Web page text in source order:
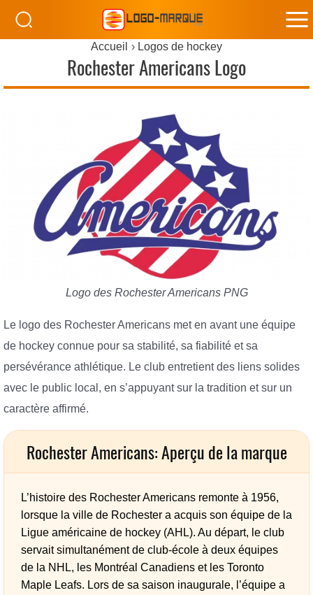
Accueil Logos de hockey
Rochester Americans Logo
Logo des Rochester Americans PNG
Le logo des Rochester Americans met en avant une équipe
de hockey connue pour sa stabilité, sa fiabilité et sa
persévérance athlétique. Le club entretient des liens solides
avec le public local, en s’appuyant sur la tradition et sur un
caractère affirmé.
Rochester Americans: Aperçu de la marque
L’histoire des Rochester Americans remonte à 1956,
lorsque la ville de Rochester a acquis son équipe de la
Ligue américaine de hockey (AHL). Au départ, le club
servait simultanément de club-école à deux équipes
de la NHL, les Montréal Canadiens et les Toronto
Maple Leafs. Lors de sa saison inaugurale, l’équipe a